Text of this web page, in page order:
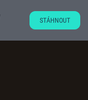
STÁHNOUT